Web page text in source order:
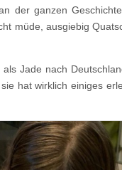
der ganzen
müde, ausgiebig
Jade nach
hat wirklich einiges